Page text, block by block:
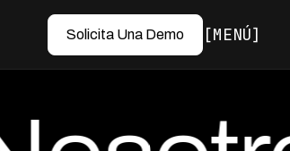
Solicita Una Demo MENÚ